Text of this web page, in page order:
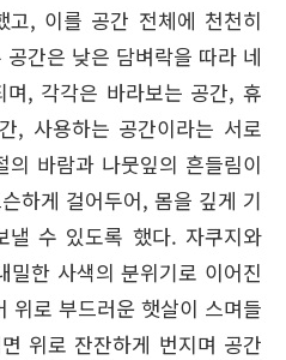
고, 이를 공간 전체에 천천히
간은 낮은 담벼락을 따라 네
, 각각은 바라보는 공간, 휴
, 사용하는 공간이라는 서로
바람과 나뭇잎의 흔들림이
하게 걸어두어, 몸을 깊게 기
낼 수 있도록 했다. 자쿠지와
한 사색의 분위기로 이어진
위로 부드러운 햇살이 스며들
위로 잔잔하게 번지며 공간